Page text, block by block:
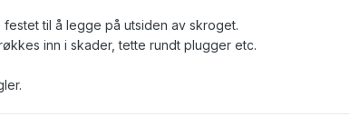
til å legge på utsiden av skroget.
inn i skader, tette rundt plugger etc.